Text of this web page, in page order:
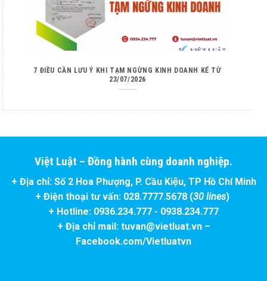
7 ĐIỀU CẦN LƯU Ý KHI TẠM NGỪNG KINH DOANH KỂ TỪ
23/07/2026
Việt Luật – Đồng hành cùng doanh nghiệp.
+ Địa chỉ: Số 2 Hoa Phượng, P. Cầu Kiệu, TP Hồ Chí Minh
+ Điện thoại tư vấn: 028.7777.5678 (30 lines)
+ Hotline: 0936.234.777 - 0938.234.777
+ Địa chỉ mail: tuvan@vietluat.vn –
Facebook.com/Vietluatvn